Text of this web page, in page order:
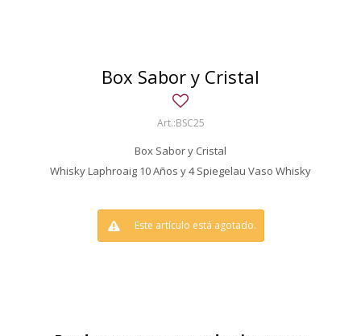
Box Sabor y Cristal
BSC25
Box Sabor y Cristal
Whisky Laphroaig 10 Años y 4 Spiegelau Vaso Whisky
Este artículo está agotado.